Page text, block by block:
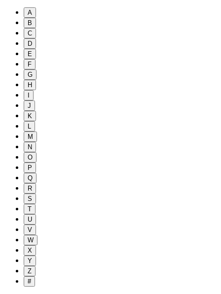
A
B
C
D
E
F
G
H
J
K
L
M
N
O
P
Q
R
S
T
U
V
W
X
Y
Z
#